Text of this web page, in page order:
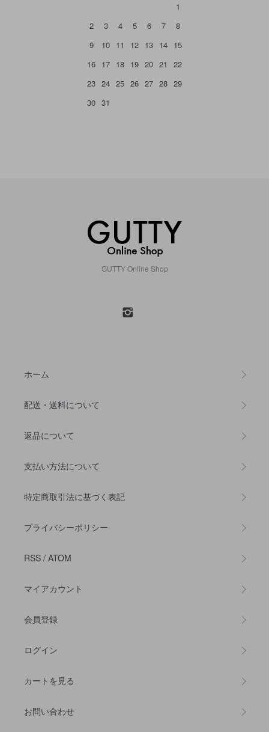
1
2
3 4 5 6 7
8
9
10 11 12 13 14 15
16 17 18 19 20 21
22
23 24 25 26 27 28 29
30 31
GUTTY Online Shop
ホーム
配送・送料について
返品について
支払い方法について
特定商取引法に基づく表記
プライバシーポリシー
RSS / ATOM
マイアカウント
会員登録
ログイン
カートを見る
お問い合わせ